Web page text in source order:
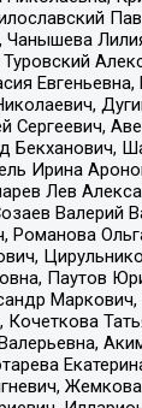
Чанышева
Сергеевич,
Бекханович,
Ирина
Лев
Валерий
Романова
Паутов